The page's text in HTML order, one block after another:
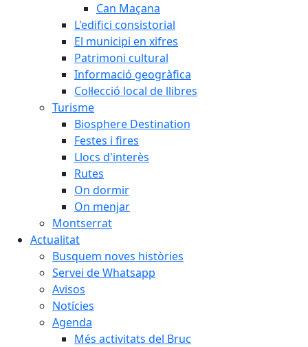
Can Maçana
L'edifici consistorial
El municipi en xifres
Patrimoni cultural
Informació geogràfica
Col·lecció local de llibres
Turisme
Biosphere Destination
Festes i fires
Llocs d'interès
Rutes
On dormir
On menjar
Montserrat
Actualitat
Busquem noves històries
Servei de Whatsapp
Avisos
Notícies
Agenda
Més activitats del Bruc